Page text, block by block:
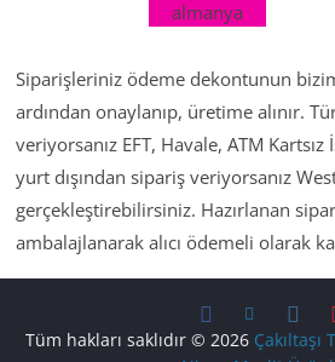
Siparişleriniz ödeme dekontunun
ardından onaylanıp, üretime alınır.
veriyorsanız EFT, Havale, ATM
yurt dışından sipariş veriyorsanız
gerçekleştirebilirsiniz. Hazırlanan
ambalajlanarak alıcı ödemeli olarak
Tüm hakları saklıdır © 2026 Çakıltaşı